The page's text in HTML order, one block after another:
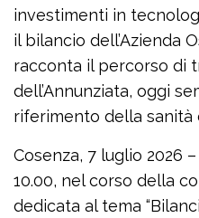
investimenti in
il bilancio dell’Azienda
racconta il percorso di
dell’Annunziata, oggi
riferimento della sanità
Cosenza, 7 luglio 2026
10.00, nel corso della
dedicata al tema